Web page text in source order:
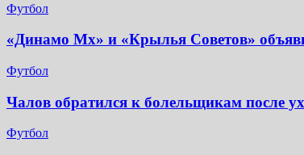
Футбол
«Динамо Мх» и «Крылья Советов»
Футбол
Чалов обратился к болельщикам после
Футбол